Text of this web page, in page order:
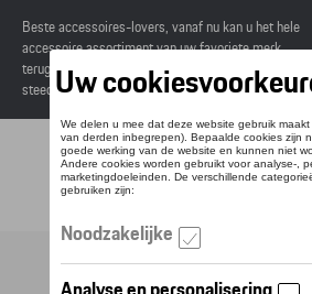
Beste accessoires-lovers, vanaf nu kan u het hele
accessoire assortiment van uw favoriete merk
terugvinden in de online catalogus. Deze kunnen
steeds besteld worden via uw dealer.
Toggle